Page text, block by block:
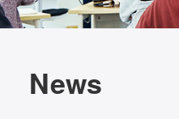
News